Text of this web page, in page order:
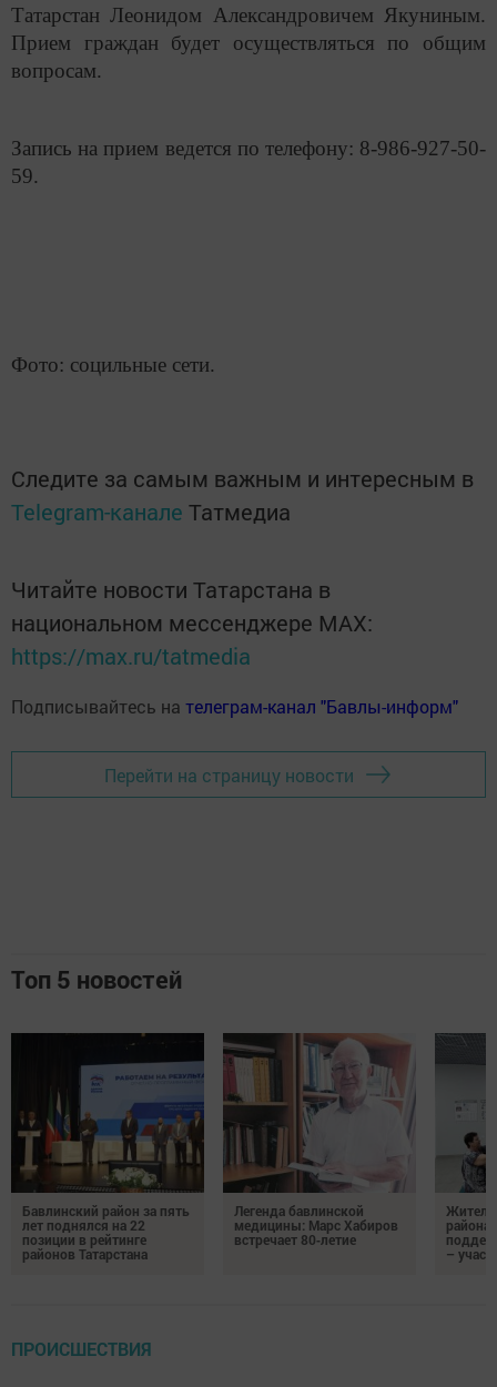
Татарстан Леонидом Александровичем Якуниным.
Прием граждан будет осуществляться по общим
вопросам.
Запись на прием ведется по телефону: 8-986-927-50-
59.
Фото: социльные сети.
Следите за самым важным и интересным в
Telegram-канале Татмедиа
Читайте новости Татарстана в
национальном мессенджере MАХ:
https://max.ru/tatmedia
Подписывайтесь на телеграм-канал "Бавлы-информ"
Перейти на страницу новости
Топ 5 новостей
Бавлинский район за пять
лет поднялся на 22
позиции в рейтинге
районов Татарстана
Легенда бавлинской
медицины: Марс Хабиров
встречает 80‑летие
Жители
–
ПРОИСШЕСТВИЯ